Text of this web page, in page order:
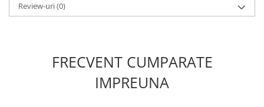
Review-uri(0)
FRECVENT CUMPARATE
IMPREUNA